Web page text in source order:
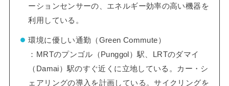
ーションセンサーの、エネルギー効率の高い機器を
利用している。
環境に優しい通勤（Green Commute）
：MRTのプンゴル（Punggol）駅、LRTのダマイ
（Damai）駅のすぐ近くに立地している。カー・シ
ェアリングの導入を計画している。サイクリングを